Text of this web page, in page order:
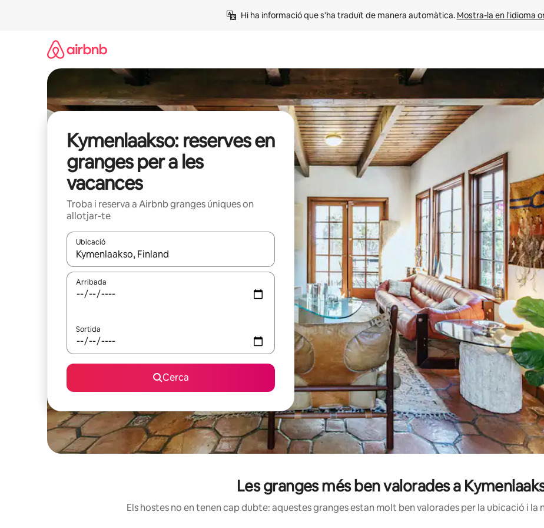
Hi ha informació que s'ha traduït de manera automàtica. Mostra-la en l'idioma
Kymenlaakso: reserves en
granges per a les
vacances
Troba i reserva a Airbnb granges úniques on
allotjar-te
Ubicació
Quan els resultats estiguin disponibles, podràs navegar-hi a través de les tecles de les fletxes (amunt i avall), o bé fent un
Arribada
Sortida
Cerca
Les granges més ben valorades a
Els hostes no en tenen cap dubte: aquestes granges estan molt ben valorades per la ubicació i